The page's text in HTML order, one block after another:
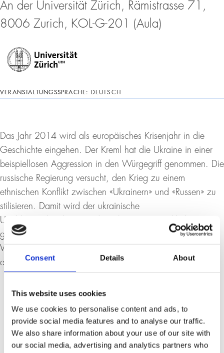
Consent Details About
This website uses cookies
We use cookies to personalise content and ads, to
provide social media features and to analyse our traffic.
We also share information about your use of our site with
our social media, advertising and analytics partners who
An der Universität Zürich, Rämistrasse 71,
8006 Zurich, KOL-G-201 (Aula)
VERANSTALTUNGSSPRACHE: DEUTSCH
Das Jahr 2014 wird als europäisches Krisenjahr in die
Geschichte eingehen. Der Kreml hat die Ukraine in einer
beispiellosen Aggression in den Würgegriff genommen. Die
russische Regierung versucht, den Krieg zu einem
ethnischen Konflikt zwischen «Ukrainern» und «Russen» zu
stilisieren. Damit wird der ukrainische
Unabhängigkeitskonsens des Jahres 1991 radikal in Frage
gestellt. Wie funktioniert der russische Informationskrieg?
Welche kulturellen Stereotype werden als Waffen
eingesetzt?